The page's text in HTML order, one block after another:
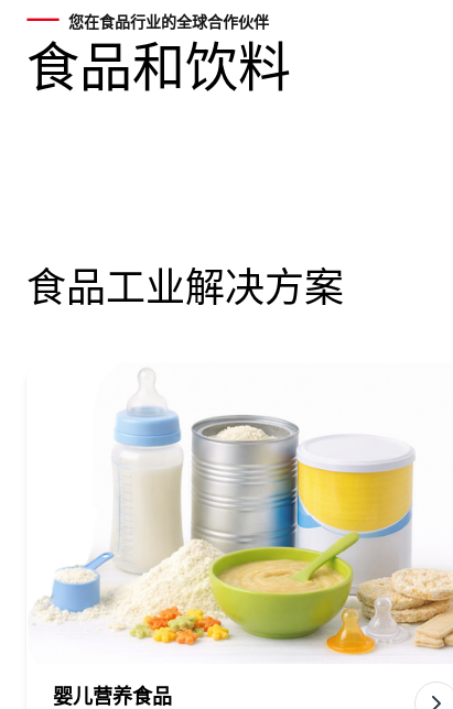
您在食品行业的全球合作伙伴
食品和饮料
食品工业解决方案
婴儿营养食品